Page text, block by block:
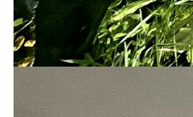
Nos honoraires
Diagnostics